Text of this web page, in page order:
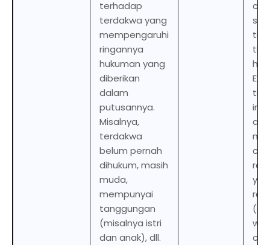
terhadap
terdakwa yang
mempengaruhi
ringannya
hukuman yang
diberikan
dalam
putusannya.
Misalnya,
terdakwa
belum pernah
dihukum, masih
muda,
mempunyai
tanggungan
(misalnya istri
dan anak), dll.
the
no